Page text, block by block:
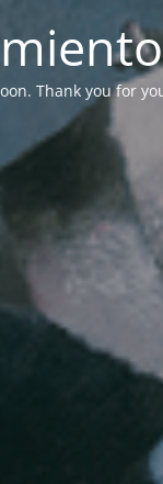
Thank you for